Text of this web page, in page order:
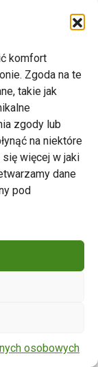
komfort
Zgoda na te
takie jak
zgody lub
na niektóre
więcej w jaki
dane
pod
osobowych